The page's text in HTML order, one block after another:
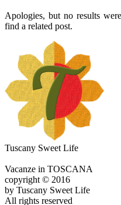
Apologies, but no results
find a related post.
Tuscany Sweet Life
Vacanze in TOSCANA
copyright © 2016
by Tuscany Sweet Life
All rights reserved